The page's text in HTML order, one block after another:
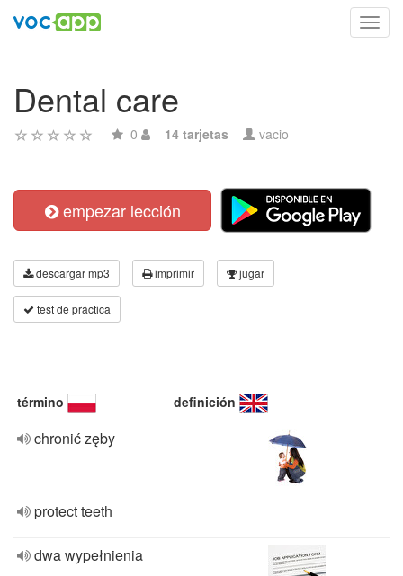
Dental care
0 14 tarjetas vacio
empezar lección
descargar mp3 imprimir jugar
test de práctica
término definición
chronić zęby
protect teeth
dwa wypełnienia